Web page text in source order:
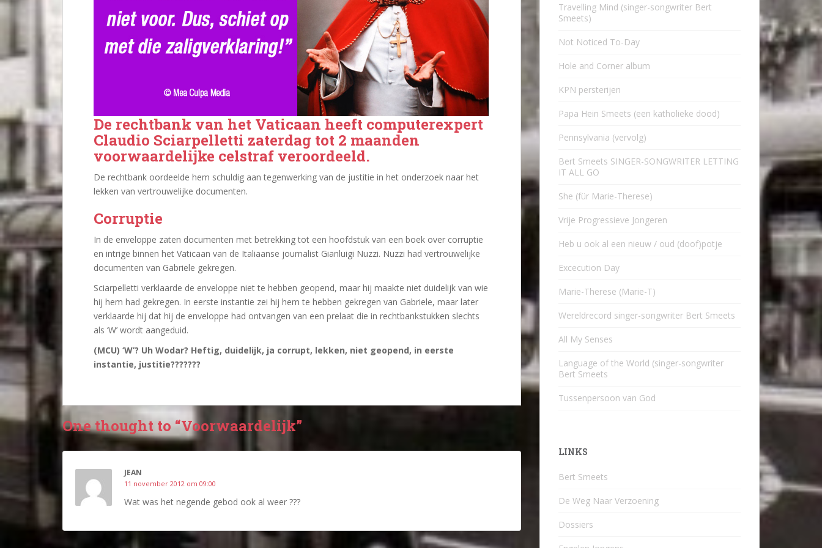
De rechtbank van het Vaticaan heeft computerexpert
Claudio Sciarpelletti zaterdag tot 2 maanden
voorwaardelijke celstraf veroordeeld.
De rechtbank oordeelde hem schuldig aan tegenwerking van de justitie in het onderzoek naar het
lekken van vertrouwelijke documenten.
Corruptie
In de enveloppe zaten documenten met betrekking tot een hoofdstuk van een boek over corruptie
en intrige binnen het Vaticaan van de Italiaanse journalist Gianluigi Nuzzi. Nuzzi had vertrouwelijke
documenten van Gabriele gekregen.
Sciarpelletti verklaarde de enveloppe niet te hebben geopend, maar hij maakte niet duidelijk van wie
hij hem had gekregen. In eerste instantie zei hij hem te hebben gekregen van Gabriele, maar later
verklaarde hij dat hij de enveloppe had ontvangen van een prelaat die in rechtbankstukken slechts
als ‘W’ wordt aangeduid.
(MCU) ‘W’? Uh Wodar? Heftig, duidelijk, ja corrupt, lekken, niet geopend, in eerste
instantie, justitie???????
One thought to “Voorwaardelijk”
JEAN
11 november 2012 om 09:00
Wat was het negende gebod ook al weer ???
Travelling Mind (singer-songwriter Bert
Smeets)
Not Noticed To-Day
Hole and Corner album
KPN persterijen
Papa Hein Smeets (een katholieke dood)
Pennsylvania (vervolg)
Bert Smeets SINGER-SONGWRITER LETTING
IT ALL GO
She (für Marie-Therese)
Vrije Progressieve Jongeren
Heb u ook al een nieuw / oud (doof)potje
Excecution Day
Marie-Therese (Marie-T)
Wereldrecord singer-songwriter Bert Smeets
All My Senses
Language of the World (singer-songwriter
Bert Smeets
Tussenpersoon van God
LINKS
Bert Smeets
De Weg Naar Verzoening
Dossiers